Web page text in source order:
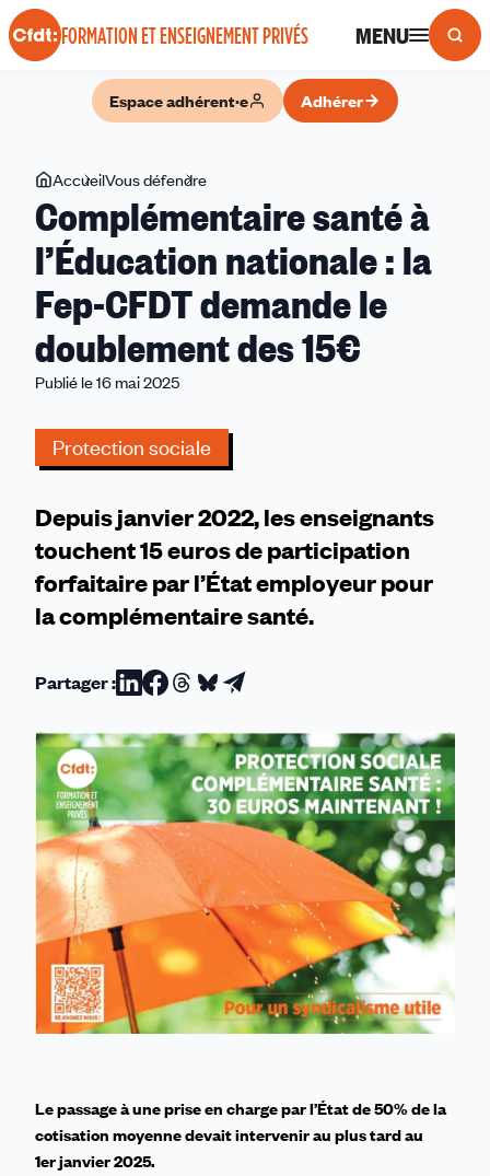
Panneau de gestion des cookies
FORMATION ET ENSEIGNEMENT PRIVÉS MENU
Espace adhérent·e Adhérer
Vous
êtes
ici
AccueilVous défendre
santé
l’Éducation
nationale
:
la
demande
le
des
Complémentaire santé à
l’Éducation nationale : la
Fep-CFDT demande le
doublement des 15€
Publié le 16 mai 2025
Protection sociale
Depuis janvier 2022, les enseignants
touchent 15 euros de participation
forfaitaire par l’État employeur pour
la complémentaire santé.
Partager :Partager
sur
Linkedin
Partager
sur
Facebook
Partager
sur
Threads
Partager
sur
Bluesky
Partager
par
email
Le passage à une prise en charge par l’État de 50% de la
cotisation moyenne devait intervenir au plus tard au
1er janvier 2025.